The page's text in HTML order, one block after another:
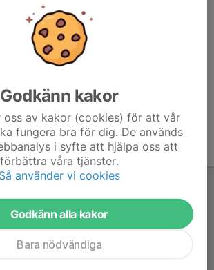
Godkänn kakor
oss av kakor (cookies) för att vår
fungera bra för dig. De används
i syfte att hjälpa oss att
förbättra våra tjänster.
Så använder vi cookies
Godkänn alla kakor
Bara nödvändiga